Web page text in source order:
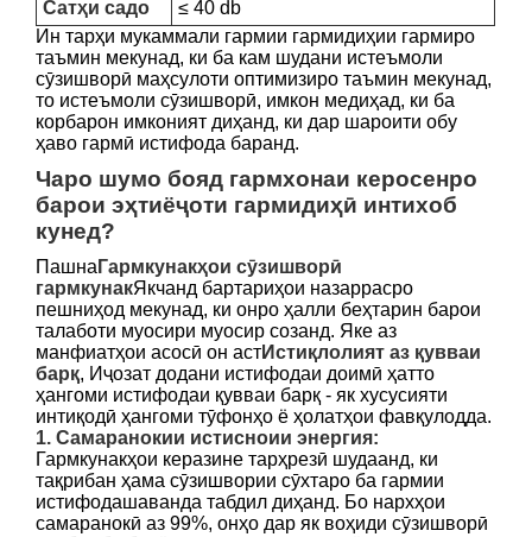
Сатҳи садо
≤ 40 db
Ин тарҳи мукаммали гармии гармидиҳии гармиро
таъмин мекунад, ки ба кам шудани истеъмоли
сӯзишворӣ маҳсулоти оптимизиро таъмин мекунад,
то истеъмоли сӯзишворӣ, имкон медиҳад, ки ба
корбарон имконият диҳанд, ки дар шароити обу
ҳаво гармӣ истифода баранд.
Чаро шумо бояд гармхонаи керосенро
барои эҳтиёҷоти гармидиҳӣ интихоб
кунед?
Пашна Гармкунакҳои сӯзишворӣ
гармкунакЯкчанд бартариҳои назаррасро
пешниҳод мекунад, ки онро ҳалли беҳтарин барои
талаботи муосири муосир созанд. Яке аз
манфиатҳои асосӣ он астИстиқлолият аз қувваи
барқ, Иҷозат додани истифодаи доимӣ ҳатто
ҳангоми истифодаи қувваи барқ ​​- як хусусияти
интиқодӣ ҳангоми тӯфонҳо ё ҳолатҳои фавқулодда.
1. Самаранокии истисноии энергия:
Гармкунакҳои керазине тарҳрезӣ шудаанд, ки
тақрибан ҳама сӯзишвории сӯхтаро ба гармии
истифодашаванда табдил диҳанд. Бо нархҳои
самаранокӣ аз 99%, онҳо дар як воҳиди сӯзишворӣ